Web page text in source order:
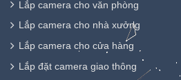
Lắp camera cho văn phòng
Lắp camera cho nhà xưởng
Lắp camera cho cửa hàng
Lắp đặt camera giao thông